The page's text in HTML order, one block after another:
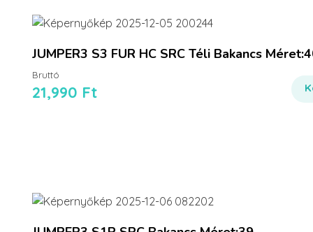
JUMPER3 S3 FUR HC SRC Téli Bakancs
21,990 Ft
Bruttó